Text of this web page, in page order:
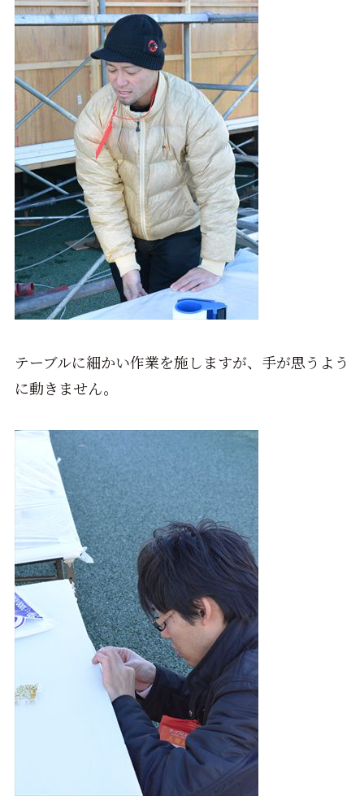
テーブルに細かい作業を施しますが、手が思うよう
に動きません。